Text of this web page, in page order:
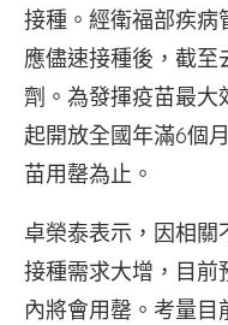
接種。經衛福部疾病
應儘速接種後，截至
劑。為發揮疫苗最大
起開放全國年滿6個
苗用罄為止。
卓榮泰表示，因相關
接種需求大增，目前
內將會用罄。考量